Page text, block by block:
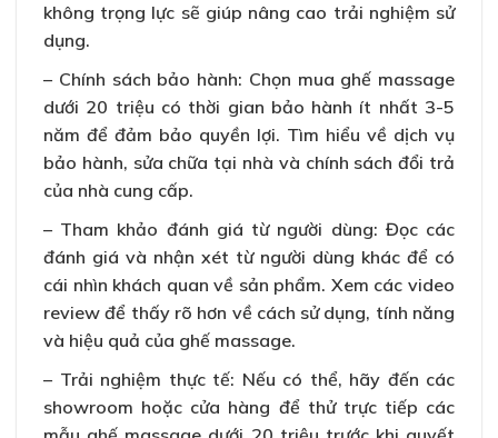
không trọng lực sẽ giúp nâng cao trải nghiệm sử
dụng.
– Chính sách bảo hành: Chọn mua ghế massage
dưới 20 triệu có thời gian bảo hành ít nhất 3-5
năm để đảm bảo quyền lợi. Tìm hiểu về dịch vụ
bảo hành, sửa chữa tại nhà và chính sách đổi trả
của nhà cung cấp.
– Tham khảo đánh giá từ người dùng: Đọc các
đánh giá và nhận xét từ người dùng khác để có
cái nhìn khách quan về sản phẩm. Xem các video
review để thấy rõ hơn về cách sử dụng, tính năng
và hiệu quả của ghế massage.
– Trải nghiệm thực tế: Nếu có thể, hãy đến các
showroom hoặc cửa hàng để thử trực tiếp các